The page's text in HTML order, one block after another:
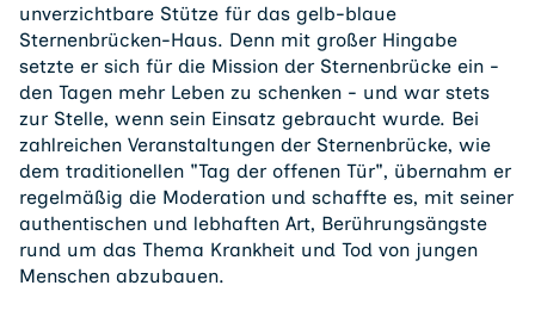
unverzichtbare Stütze für das gelb-blaue
Sternenbrücken-Haus. Denn mit großer Hingabe
setzte er sich für die Mission der Sternenbrücke ein -
den Tagen mehr Leben zu schenken - und war stets
zur Stelle, wenn sein Einsatz gebraucht wurde. Bei
zahlreichen Veranstaltungen der Sternenbrücke, wie
dem traditionellen "Tag der offenen Tür", übernahm er
regelmäßig die Moderation und schaffte es, mit seiner
authentischen und lebhaften Art, Berührungsängste
rund um das Thema Krankheit und Tod von jungen
Menschen abzubauen.